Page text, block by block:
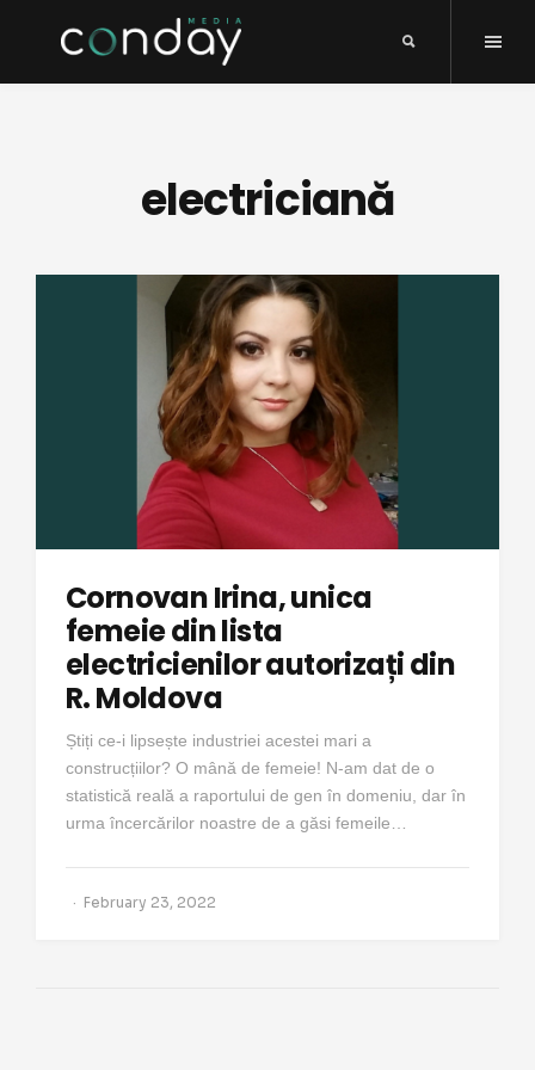
electriciană
Cornovan Irina, unica
femeie din lista
electricienilor autorizați din
R. Moldova
Știți ce-i lipsește industriei acestei mari a
construcțiilor? O mână de femeie! N-am dat de o
statistică reală a raportului de gen în domeniu, dar în
urma încercărilor noastre de a găsi femeile…
February 23, 2022